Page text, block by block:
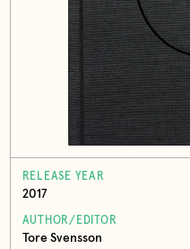
RELEASE YEAR
2017
AUTHOR/EDITOR
Tore Svensson